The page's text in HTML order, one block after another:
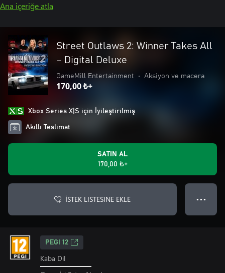
Ana içeriğe atla
Street Outlaws 2: Winner Takes All
– Digital Deluxe
GameMill Entertainment • Aksiyon ve macera
170,00 ₺+
Xbox Series X|S için İyileştirilmiş
Akıllı Teslimat
SATIN AL
170,00 ₺+
İSTEK LISTESINE EKLE ● ● ●
PEGI 12
Kaba Dil